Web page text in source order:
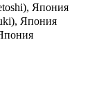
Япония
Япония